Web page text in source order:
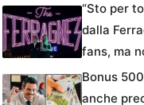
“Sto per
dalla
fans, ma
Bonus
anche